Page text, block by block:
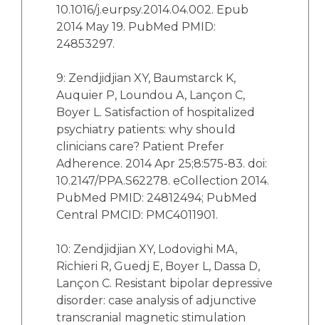
10.1016/j.eurpsy.2014.04.002. Epub
2014 May 19. PubMed PMID:
24853297.
9: Zendjidjian XY, Baumstarck K,
Auquier P, Loundou A, Lançon C,
Boyer L. Satisfaction of hospitalized
psychiatry patients: why should
clinicians care? Patient Prefer
Adherence. 2014 Apr 25;8:575-83. doi:
10.2147/PPA.S62278. eCollection 2014.
PubMed PMID: 24812494; PubMed
Central PMCID: PMC4011901.
10: Zendjidjian XY, Lodovighi MA,
Richieri R, Guedj E, Boyer L, Dassa D,
Lançon C. Resistant bipolar depressive
disorder: case analysis of adjunctive
transcranial magnetic stimulation